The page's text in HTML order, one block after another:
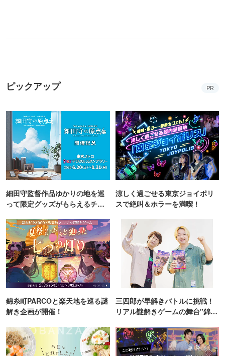
ピックアップ PR
細田守監督作品ゆかりの地を巡
って限定グッズがもらえるチャ
涼しく過ごせる東京ジョイポリ
スで絶叫＆ホラーを満喫！
錦糸町PARCOと楽天地を巡る謎
解き企画が開催！
三四郎が早解きバトルに挑戦！
リアル謎解きゲームの舞台"錦糸